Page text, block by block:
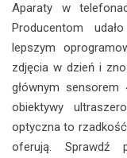
Aparaty w
Producentom
lepszym
zdjęcia w dzień i
głównym
obiektywy
optyczna to
oferują.